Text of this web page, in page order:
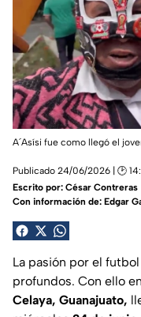
A´Asísi fue como llegó el
Publicado 24/06/2026 | 🕑
Escrito por: César Contreras
Con información de: Edgar
La pasión por el
profundos. Con ello
Celaya, Guanajuato,